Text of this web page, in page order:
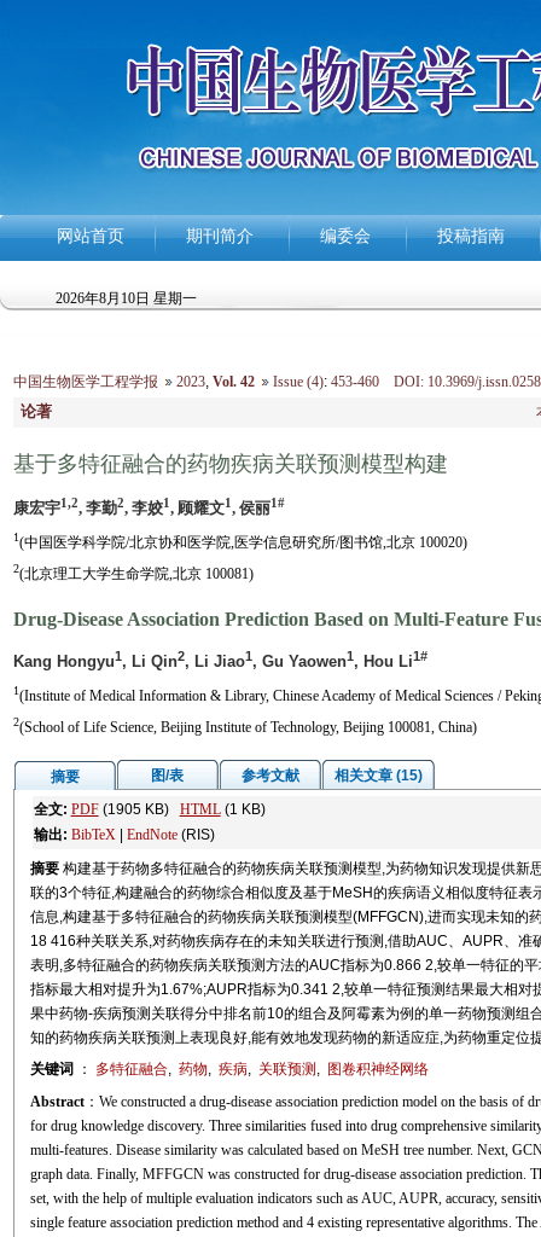
网站首页 期刊简介 编委会 投稿指南
2026年8月10日 星期一
中国生物医学工程学报 2023, Vol. 42 Issue (4):453-460 DOI: 10.3969/
论著
基于多特征融合的药物疾病关联预测模型构建
康宏宇1,2, 李勤2, 李姣1, 顾耀文1, 侯丽1#
1(中国医学科学院/北京协和医学院,医学信息研究所/图书馆,北京 100020)
2(北京理工大学生命学院,北京 100081)
Drug-Disease Association Prediction Based on Multi-Feature
Kang Hongyu1, Li Qin2, Li Jiao1, Gu Yaowen1, Hou Li1#
1(Institute of Medical Information & Library, Chinese Academy of Medical Sciences /
2(School of Life Science, Beijing Institute of Technology, Beijing 100081, China)
摘要 图/表 参考文献
相关文章 (15)
全文: PDF(1905 KB) HTML(1 KB)
输出: BibTeX| EndNote(RIS)
摘要 构建基于药物多特征融合的药物疾病关联预测模型,为药物知识发现提供
联的3个特征,构建融合的药物综合相似度及基于MeSH的疾病语义相似度特征
信息,构建基于多特征融合的药物疾病关联预测模型(MFFGCN),进而实现未知
18 416种关联关系,对药物疾病存在的未知关联进行预测,借助AUC、AUPR、
表明,多特征融合的药物疾病关联预测方法的AUC指标为0.866 2,较单一特征的
指标最大相对提升为1.67%;AUPR指标为0.341 2,较单一特征预测结果最大相
果中药物-疾病预测关联得分中排名前10的组合及阿霉素为例的单一药物预测组
知的药物疾病关联预测上表现良好,能有效地发现药物的新适应症,为药物重定位
关键词
： 多特征融合, 药物, 疾病, 关联预测 , 图卷积神经网络
Abstract：We constructed a drug-disease association prediction model on the basis of
for drug knowledge discovery. Three similarities fused into drug comprehensive
multi-features. Disease similarity was calculated based on MeSH tree number. Next,
graph data. Finally, MFFGCN was constructed for drug-disease association prediction.
set, with the help of multiple evaluation indicators such as AUC, AUPR, accuracy,
single feature association prediction method and 4 existing representative algorithms.